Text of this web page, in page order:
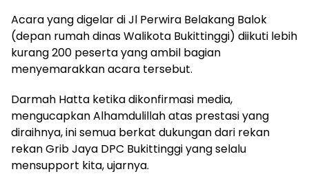
Acara yang digelar di Jl Perwira Belakang Balok
(depan rumah dinas Walikota Bukittinggi) diikuti lebih
kurang 200 peserta yang ambil bagian
menyemarakkan acara tersebut.
Darmah Hatta ketika dikonfirmasi media,
mengucapkan Alhamdulillah atas prestasi yang
diraihnya, ini semua berkat dukungan dari rekan
rekan Grib Jaya DPC Bukittinggi yang selalu
mensupport kita, ujarnya.